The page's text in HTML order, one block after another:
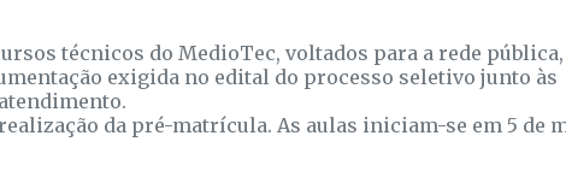
técnicos do MedioTec, voltados para a rede
exigida no edital do processo seletivo junto às
da pré-matrícula. As aulas iniciam-se em 5 de